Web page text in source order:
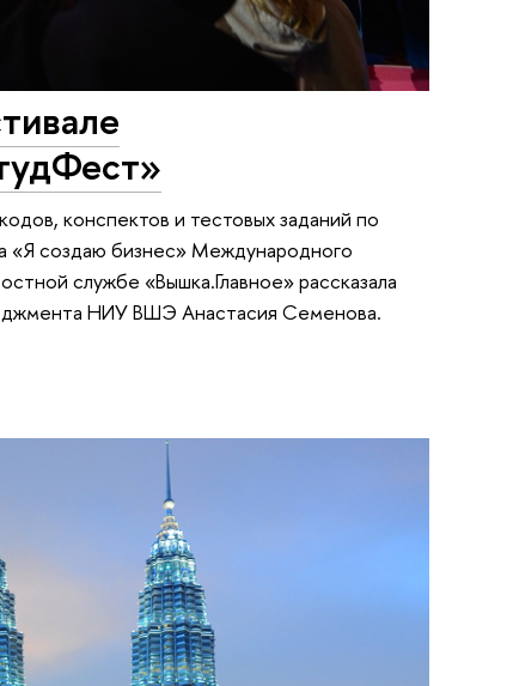
конспектов и тестовых заданий по
«Я создаю бизнес» Международного
службе «Вышка.Главное» рассказала
НИУ ВШЭ Анастасия Семенова.